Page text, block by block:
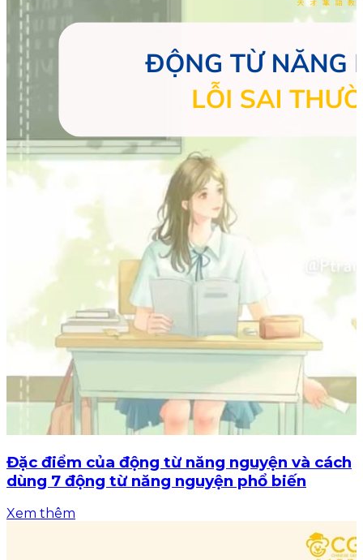
Đặc điểm của động từ năng nguyện và cách
dùng 7 động từ năng nguyện phổ biến
Xem thêm